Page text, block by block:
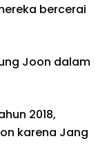
bercerai
Joon dalam
2018,
karena Jang